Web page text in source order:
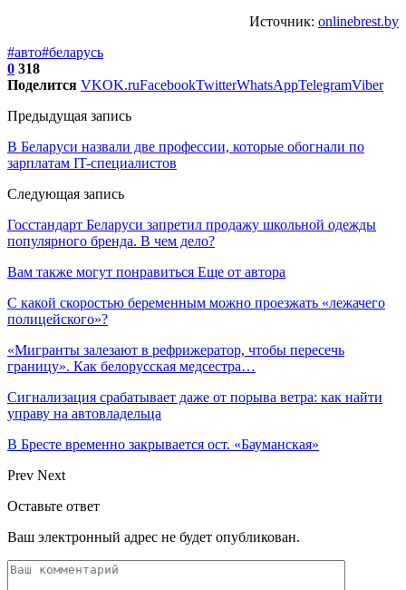
Источник: onlinebrest.by
#авто#беларусь
0 318
Поделится VKOK.ruFacebookTwitterWhatsAppTelegramViber
Предыдущая запись
В Беларуси назвали две профессии, которые обогнали по
зарплатам IT-специалистов
Следующая запись
Госстандарт Беларуси запретил продажу школьной одежды
популярного бренда. В чем дело?
Вам также могут понравиться Еще от автора
С какой скоростью беременным можно проезжать «лежачего
полицейского»?
«Мигранты залезают в рефрижератор, чтобы пересечь
границу». Как белорусская медсестра…
Сигнализация срабатывает даже от порыва ветра: как найти
управу на автовладельца
В Бресте временно закрывается ост. «Бауманская»
Prev Next
Оставьте ответ
Ваш электронный адрес не будет опубликован.